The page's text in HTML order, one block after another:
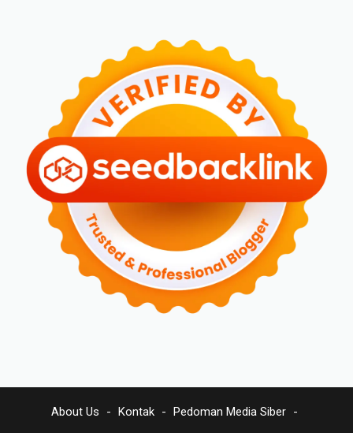
About Us Kontak
Pedoman Media Siber